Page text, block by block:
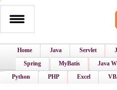
Home Java Servlet
Spring
MyBatis Java
Python
PHP Excel